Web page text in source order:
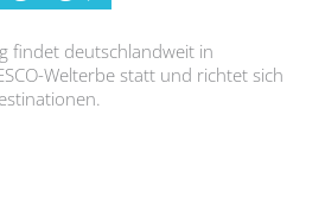
findet deutschlandweit in
Welterbe statt und richtet sich